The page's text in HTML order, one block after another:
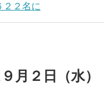
２２名に
月２日（水）